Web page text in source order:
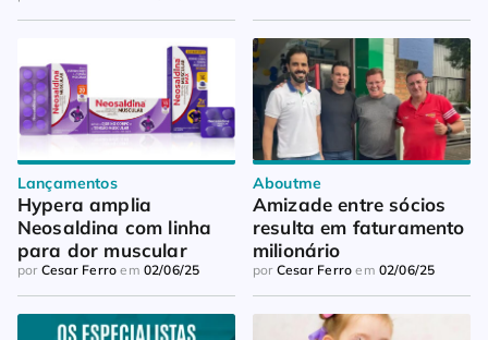
Lançamentos
Hypera amplia
Neosaldina com linha
para dor muscular
por Cesar Ferro em 02/06/25
Aboutme
Amizade entre sócios
resulta em faturamento
milionário
por Cesar Ferro em 02/06/25